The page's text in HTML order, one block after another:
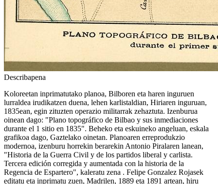
Describapena
Koloreetan inprimatutako planoa, Bilboren eta haren inguruen
lurraldea irudikatzen duena, lehen karlistaldian, Hiriaren inguruan,
1835ean, egin zituzten operazio militarrak zehaztuta. Izenburua
oinean dago: "Plano topográfico de Bilbao y sus inmediaciones
durante el 1 sitio en 1835". Beheko eta eskuineko angeluan, eskala
grafikoa dago, Gaztelako oinetan. Planoaren erreprodukzio
modernoa, izenburu horrekin berarekin Antonio Piralaren lanean,
"Historia de la Guerra Civil y de los partidos liberal y carlista.
Tercera edición corregida y aumentada con la historia de la
Regencia de Espartero", kaleratu zena . Felipe Gonzalez Rojasek
editatu eta inprimatu zuen, Madrilen, 1889 eta 1891 artean, hiru